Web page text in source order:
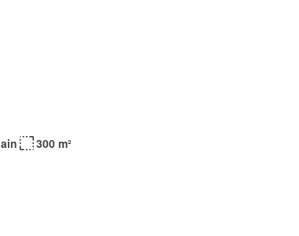
300 m²